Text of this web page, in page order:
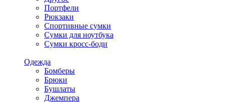
Портфели
Рюкзаки
Спортивные сумки
Сумки для ноутбука
Сумки кросс-боди
Одежда
Бомберы
Брюки
Бушлаты
Джемпера